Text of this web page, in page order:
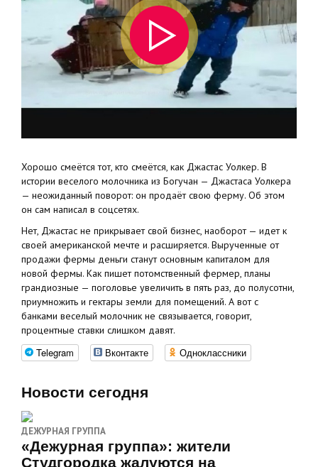
Хорошо смеётся тот, кто смеётся, как Джастас Уолкер. В
истории веселого молочника из Богучан — Джастаса Уолкера
— неожиданный поворот: он продаёт свою ферму. Об этом
он сам написал в соцсетях.
Нет, Джастас не прикрывает свой бизнес, наоборот — идет к
своей американской мечте и расширяется. Вырученные от
продажи фермы деньги станут основным капиталом для
новой фермы. Как пишет потомственный фермер, планы
грандиозные — поголовье увеличить в пять раз, до полусотни,
приумножить и гектары земли для помещений. А вот с
банками веселый молочник не связывается, говорит,
процентные ставки слишком давят.
Telegram Вконтакте Одноклассники
Новости сегодня
ДЕЖУРНАЯ ГРУППА
«Дежурная группа»: жители
Студгородка жалуются на